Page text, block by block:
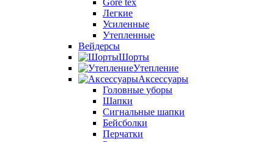
Gore tex
Легкие
Усиленные
Утепленные
Вейдерсы
Шорты
Утепление
Аксессуары
Головные уборы
Шапки
Сигнальные шапки
Бейсболки
Перчатки